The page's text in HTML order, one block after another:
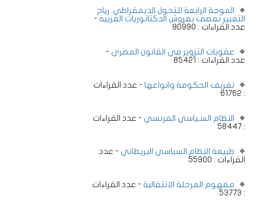
الموجة الرابعة للتحول الديمقراطي: رياح
التغيير تعصف بعروش الدكتاتوريات العربية -
عدد القراءات : 90990
عقوبات التزوير في القانون المصري -
عدد القراءات : 85421
تعريف الحكومة وانواعها - عدد القراءات
: 61762
النظام السـياسي الفرنسي - عدد القراءات
: 58447
طبيعة النظام السياسي البريطاني - عدد
القراءات : 55900
مفهوم المرحلة الانتقالية - عدد القراءات
: 53773